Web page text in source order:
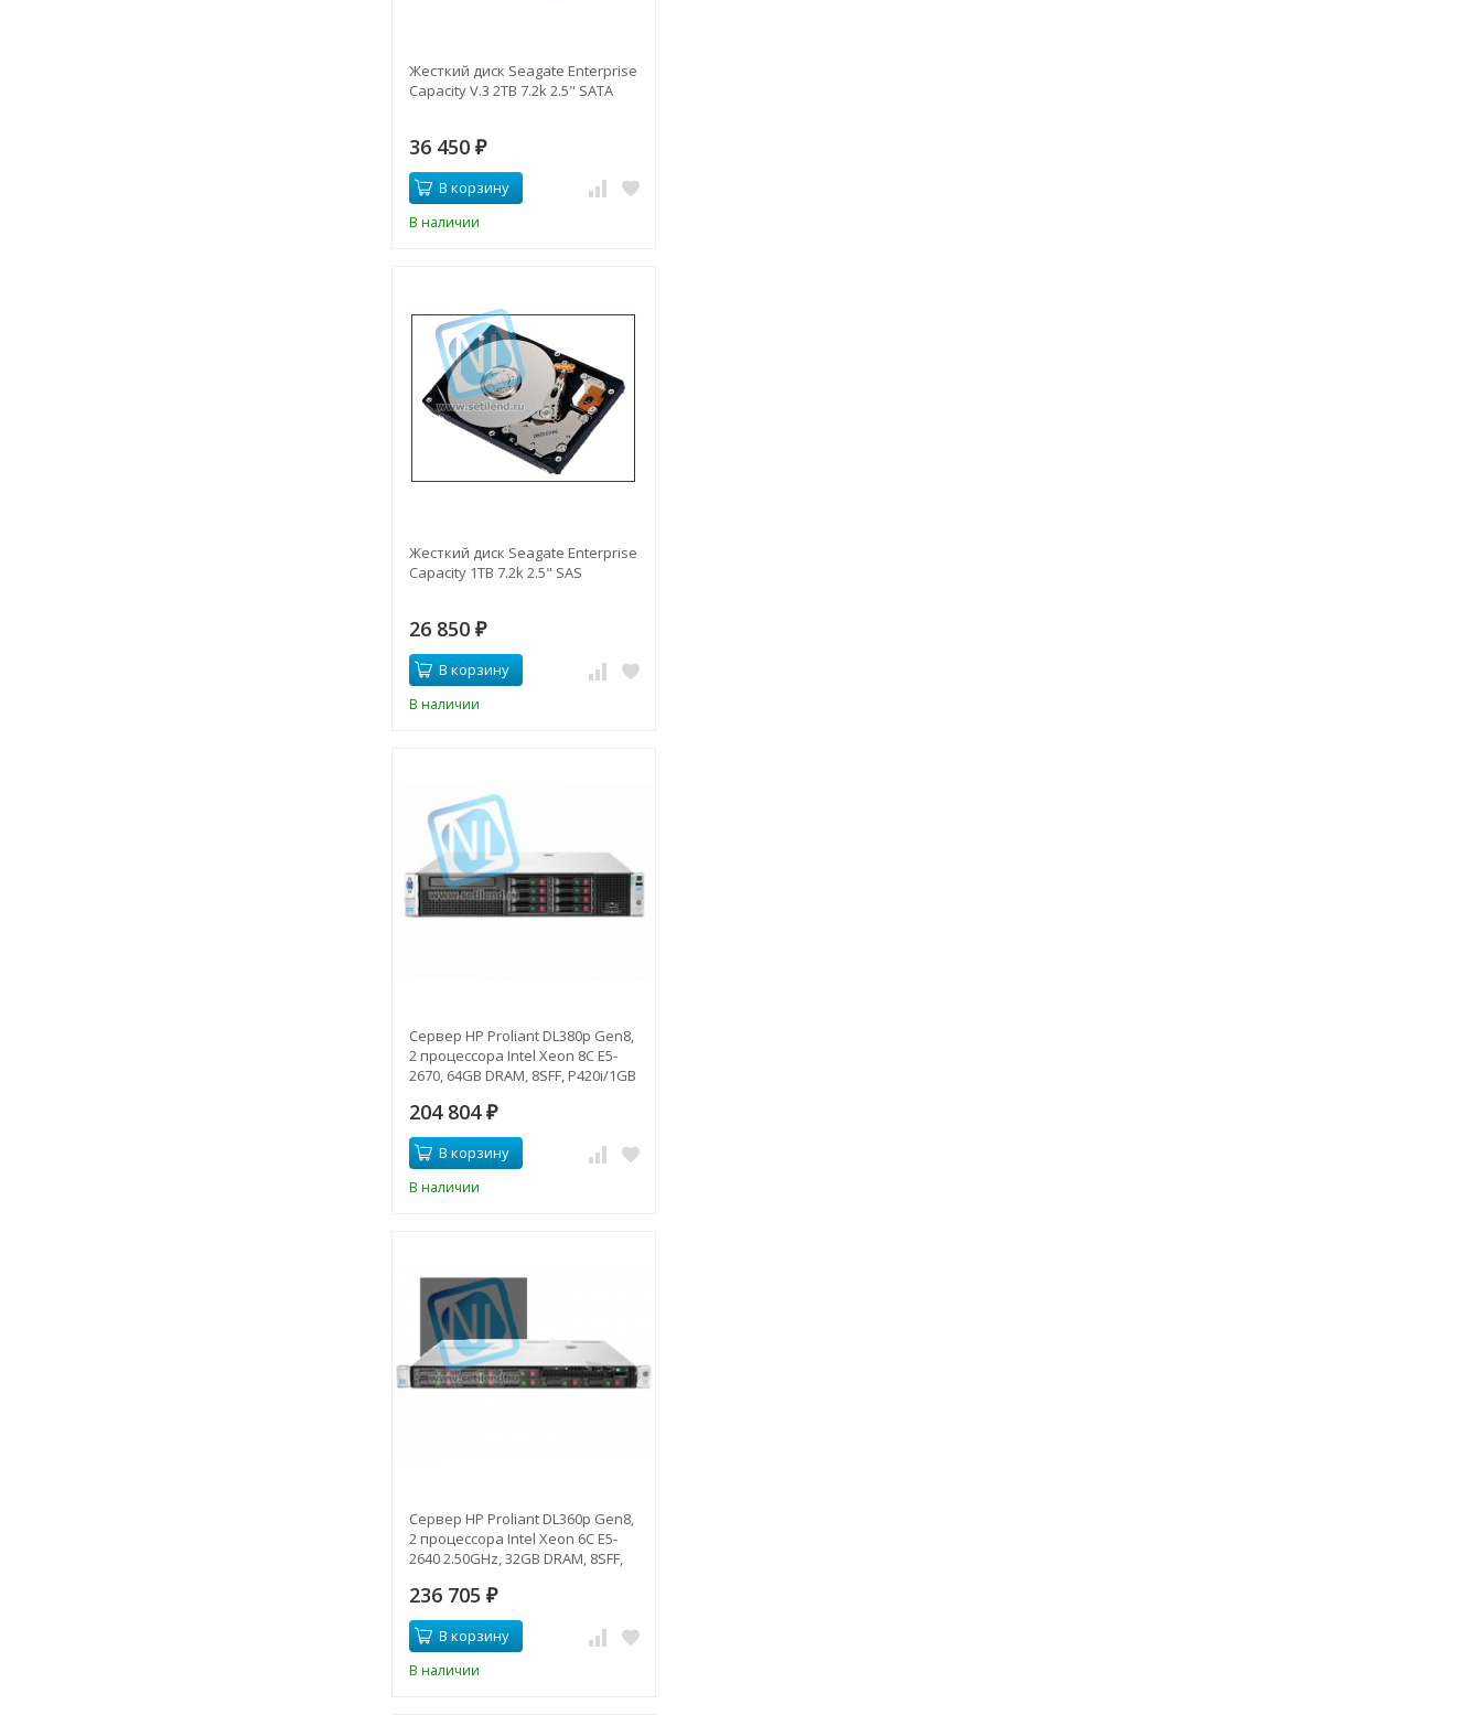
Жесткий диск Seagate Enterprise
Capacity V.3 2TB 7.2k 2.5" SATA
36 450 ₽
В корзину
В наличии
Жесткий диск Seagate Enterprise
Capacity 1TB 7.2k 2.5" SAS
26 850 ₽
В корзину
В наличии
Сервер HP Proliant DL380p Gen8,
2 процессора Intel Xeon 8C E5-
2670, 64GB DRAM, 8SFF, P420i/1GB
204 804 ₽
В корзину
В наличии
Сервер HP Proliant DL360p Gen8,
2 процессора Intel Xeon 6C E5-
2640 2.50GHz, 32GB DRAM, 8SFF,
236 705 ₽
В корзину
В наличии